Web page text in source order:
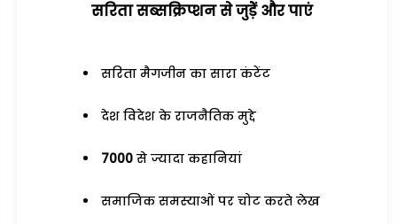
सरिता सब्सक्रिप्शन से जुड़ेें और पाएं
सरिता मैगजीन का सारा कंटेंट
देश विदेश के राजनैतिक मुद्दे
7000 से ज्यादा कहानियां
समाजिक समस्याओं पर चोट करते लेख